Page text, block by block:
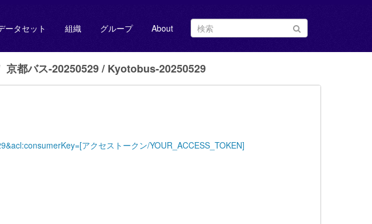
ータセット 組織 グループ About
京都バス-20250529 / Kyotobus-20250529
アクセストークン/YOUR_ACCESS_TOKEN]